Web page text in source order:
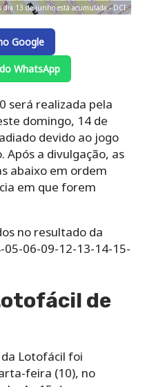
dia 13 de junho está acumulada - DCI
Google
WhatsApp
será realizada pela
domingo, 14 de
devido ao jogo
Após a divulgação, as
abaixo em ordem
em que forem
no resultado da
05-06-09-12-13-14-15-
de
Lotofácil foi
feira (10), no